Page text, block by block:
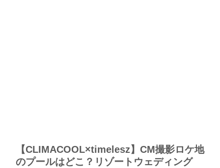
【CLIMACOOL×timelesz】CM撮影ロケ地
のプールはどこ？リゾートウェディング